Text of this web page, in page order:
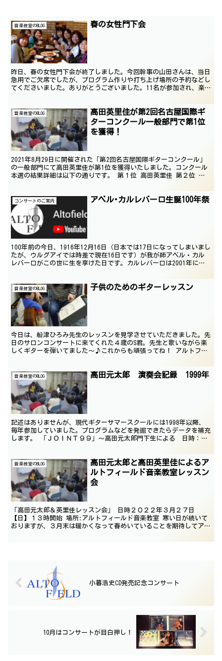
音楽教室のBLOG 春の女性門下会
昨日、春の女性門下会が終了しました。今回幹事の山田さんは、当日
急用でご欠席でしたが、プログラム作りや打ち上げ場所の予約などし
てくださいました。ありがとうございました。11名が参加され、楽
音楽教室のBLOG
高田英里佳が第2回名古屋国際ギ
ターコンクール一般部門で第1位
を獲得！
2021年8月29日に開催された「第2回名古屋国際ギターコンクール」
の一般部門にて高田英里佳が第1位を獲得いたしました。コンクール
本選の結果詳細は以下の通りです。 第１位 高田英里佳 第２位 宮
コンサートのご案内 アベル･カルレバーロ生誕100年祭
100年前の今日、1916年12月16日（日本では17日になってしまいまし
たが、ウルグアイでは時差で現在16日です）が我が師アベル・カル
レバーロがこの世に生を享けた日です。カルレバーロは2001年に亡
音楽教室のBLOG 子供のためのギターレッスン
今日は、船津ひろみ先生のレッスンを見学させていただきました。先
日のサロンコンサートに来てくれた４歳のS君。先生と歌いながら楽
しくギターを弾いてました～♪これからも頑張ってね！ アルトフィ
音楽教室のBLOG 高田元太郎 演奏会記録 1999年
記述はありませんが、現代ギターサマースクールには1998年以降、
毎年参加していました。プログラムなどを発掘できたらデータを補充
します。 「ＪＯＩＮＴ９９」～高田元太郎門下生による 日時：１
音楽教室のBLOG
高田元太郎と高田英里佳によるア
ルトフィールド音楽教室レッスン
会
「高田元太郎＆英里佳レッスン会」 日時２０２２年３月２７日
【日】１３時開始 場所:アルトフィールド音楽教室 寒い日が続いて
おりますが、３月末は暖かくなって春めいていることを期待してアル
企画いたしました。高田英里佳は教える側として初の参加です。
スンを受けることで、問題点や技術上の悩みの解決に役立ちます。
人数枠は限られておりますので、希望者はフェイスブック・メッセン
ジャーなどでご連絡ください。 よろしくお願いいたします。
小暮浩史CD発売記念コンサート
10月はコンサートが目白押し！